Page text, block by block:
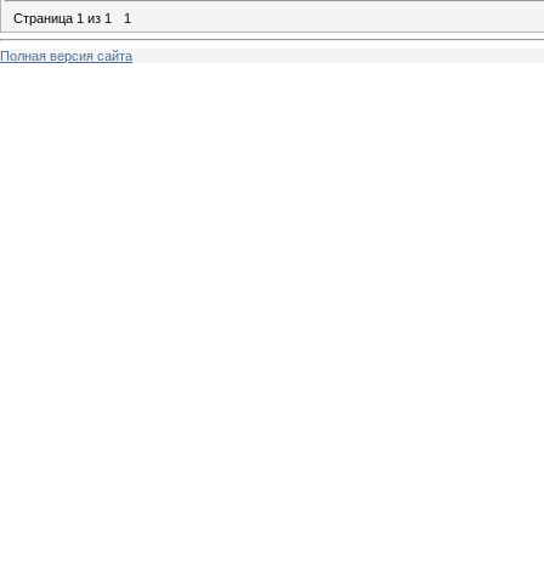
Страница 1 из 1 1
Полная версия сайта